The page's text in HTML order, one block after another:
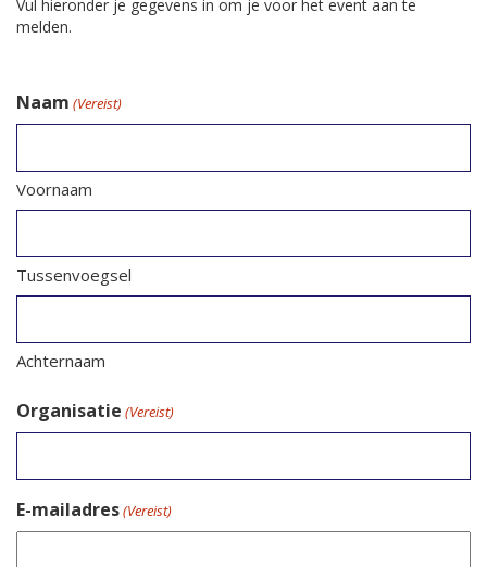
Vul hieronder je gegevens in om je voor het event aan te
melden.
Naam (Vereist)
Voornaam
Tussenvoegsel
Achternaam
Organisatie (Vereist)
E-mailadres(Vereist)